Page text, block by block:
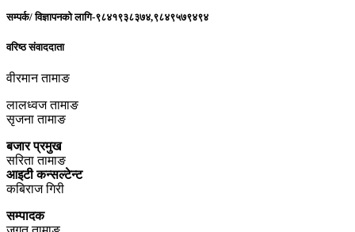
सम्पर्क/ विज्ञापनको लागि-९८४१९३८३७४,९८४९५७९४९४
वरिष्ठ संवाददाता
वीरमान तामाङ
लालध्वज तामाङ
सृजना तामाङ
बजार प्रमुख
सरिता तामाङ
आइटी कन्सल्टेन्ट
कबिराज गिरी
सम्पादक